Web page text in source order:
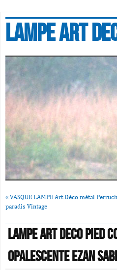
Lampe art
« VASQUE LAMPE Art Déco métal
paradis Vintage
Lampe Art Deco Pied
Opalescente Ezan